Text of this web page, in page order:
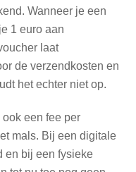
Wanneer je een
1 euro aan
laat
de verzendkosten en
het echter niet op.
een fee per
mals. Bij een digitale
en bij een fysieke